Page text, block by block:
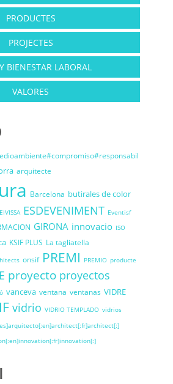
PRODUCTES
PROJECTES
BIENESTAR LABORAL
VALORES
arquitecte
Barcelona butirales de color
EIVISSA ESDEVENIMENT Eventisf
GIRONA innovacio ISO
KSIF PLUS La tagliatella
onsif PREMI PREMIO producte
proyecto proyectos
vanceva ventana ventanas VIDRE
vidrio VIDRIO TEMPLADO vidrios